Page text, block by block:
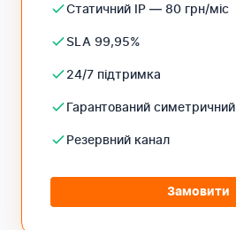
Статичний IP — 80 грн/міс
SLA 99,95%
24/7 підтримка
Гарантований симетричний
Резервний канал
Замовити